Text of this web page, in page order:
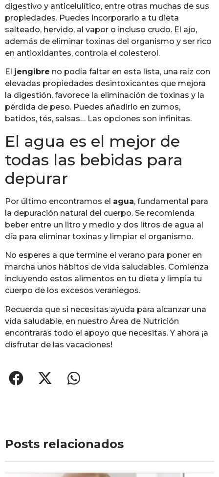
digestivo y anticelulítico, entre otras muchas de sus
propiedades. Puedes incorporarlo a tu dieta
salteado, hervido, al vapor o incluso crudo. El ajo,
además de eliminar toxinas del organismo y ser rico
en antioxidantes, controla el colesterol.
El jengibre no podía faltar en esta lista, una raíz con
elevadas propiedades desintoxicantes que mejora
la digestión, favorece la eliminación de toxinas y la
pérdida de peso. Puedes añadirlo en zumos,
batidos, tés, salsas… Las opciones son infinitas.
El agua es el mejor de
todas las bebidas para
depurar
Por último encontramos el agua, fundamental para
la depuración natural del cuerpo. Se recomienda
beber entre un litro y medio y dos litros de agua al
día para eliminar toxinas y limpiar el organismo.
No esperes a que termine el verano para poner en
marcha unos hábitos de vida saludables. Comienza
incluyendo estos alimentos en tu dieta y limpia tu
cuerpo de los excesos veraniegos.
Recuerda que si necesitas ayuda para alcanzar una
vida saludable, en nuestro Área de Nutrición
encontrarás todo el apoyo que necesitas. Y ahora ¡a
disfrutar de las vacaciones!
Posts relacionados